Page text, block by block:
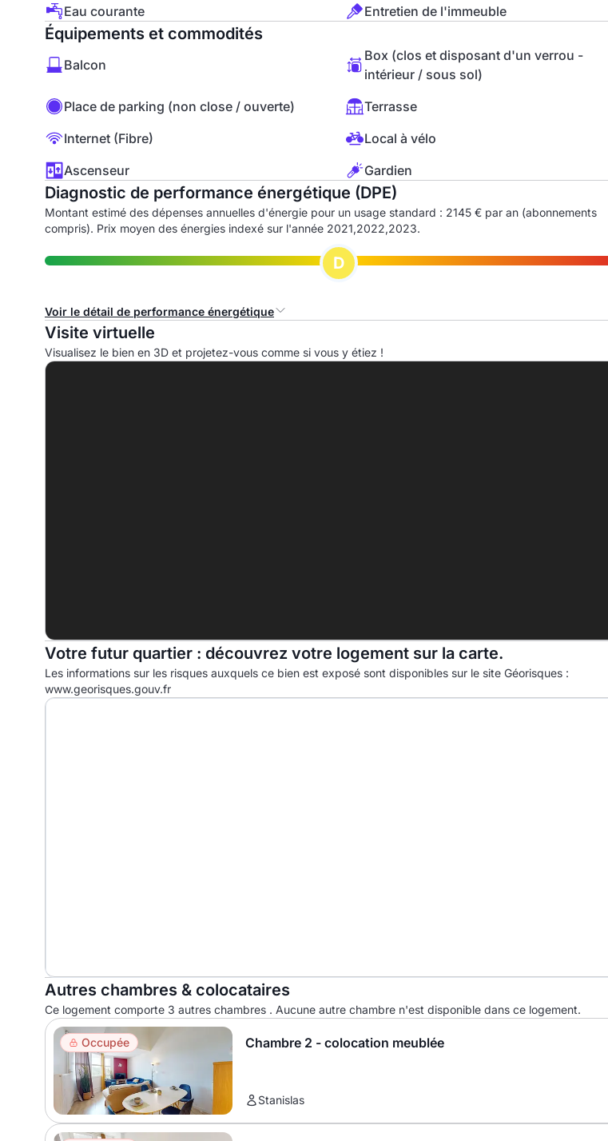
Eau courante
Entretien de l'immeuble
Équipements et commodités
Balcon
Box (clos et disposant d'un verrou -
intérieur / sous sol)
Place de parking (non close / ouverte)
Terrasse
Internet (Fibre)
Local à vélo
Ascenseur
Gardien
Diagnostic de performance énergétique (DPE)
Montant estimé des dépenses annuelles d'énergie pour un usage standard : 2145 € par an (abonnements
compris). Prix moyen des énergies indexé sur l'année 2021,2022,2023.
D
Voir le détail de performance énergétique
Consommation d'énergie primaire (CEP) Indice d'émission de gaz à effet de serre (EGES)
Visite virtuelle
Visualisez le bien en 3D et projetez-vous comme si vous y étiez !
Votre futur quartier : découvrez votre logement sur la carte.
Les informations sur les risques auxquels ce bien est exposé sont disponibles sur le site Géorisques :
www.georisques.gouv.fr
Autres chambres & colocataires
Ce logement comporte 3 autres chambres . Aucune autre chambre n'est disponible dans ce logement.
Occupée Chambre 2 - colocation meublée
Stanislas